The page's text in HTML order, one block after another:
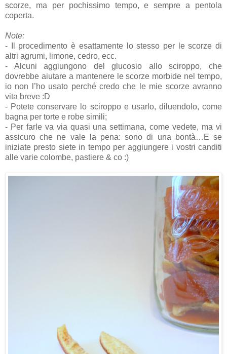
scorze, ma per pochissimo tempo, e sempre a pentola
coperta.
Note:
- Il procedimento è esattamente lo stesso per le scorze di
altri agrumi, limone, cedro, ecc.
- Alcuni aggiungono del glucosio allo sciroppo, che
dovrebbe aiutare a mantenere le scorze morbide nel tempo,
io non l’ho usato perché credo che le mie scorze avranno
vita breve :D
- Potete conservare lo sciroppo e usarlo, diluendolo, come
bagna per torte e robe simili;
- Per farle va via quasi una settimana, come vedete, ma vi
assicuro che ne vale la pena: sono di una bontà…E se
iniziate presto siete in tempo per aggiungere i vostri canditi
alle varie colombe, pastiere & co :)